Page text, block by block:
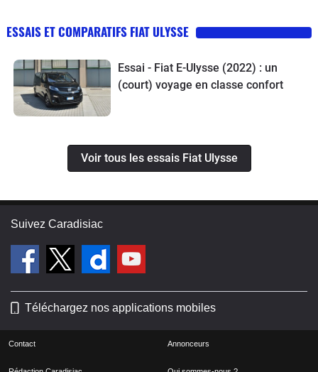
litres, l'autonomie est de presque 1
très fiable, très confortable et très
pratique au quotidien malgré quelque
ESSAIS ET COMPARATIFS FIAT ULYSSE
Essai - Fiat E-Ulysse (2022) : un
(court) voyage en classe confort
Voir tous les essais Fiat Ulysse
Suivez Caradisiac
Téléchargez nos applications mobiles
Contact Annonceurs